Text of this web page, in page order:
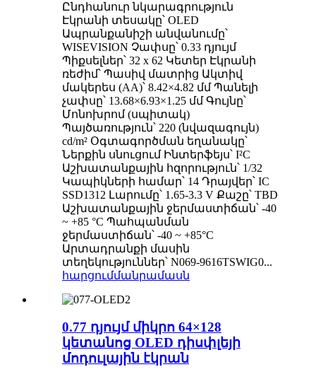
Ընդհանուր նկարագրություն
Էկրանի տեսակը՝ OLED
Ապրանքանիշի անվանումը՝
WISEVISION Չափսը՝ 0.33 դյույմ
Պիքսելներ՝ 32 x 62 Կետեր Էկրանի
ռեժիմ՝ Պասիվ մատրից Ակտիվ
մակերես (AA)՝ 8.42×4.82 մմ Պանելի
չափսը՝ 13.68×6.93×1.25 մմ Գույնը՝
Մոնոխրոմ (սպիտակ)
Պայծառություն՝ 220 (նվազագույն)
cd/m² Օգտագործման եղանակը՝
Ներքին սնուցում Ինտերֆեյս՝ I²C
Աշխատանքային հզորություն՝ 1/32
Կապիկների համար՝ 14 Դրայվեր՝ IC
SSD1312 Լարումը՝ 1.65-3.3 V Քաշը՝ TBD
Աշխատանքային ջերմաստիճան՝ -40
~ +85 °C Պահպանման
ջերմաստիճան՝ -40 ~ +85°C
Արտադրանքի մասին
տեղեկություններ՝ N069-9616TSWIG0...
հարցումմանրամասն
0.77 դյույմ միկրո 64×128
կետանոց OLED դիսփլեյի
մոդուլային էկրան